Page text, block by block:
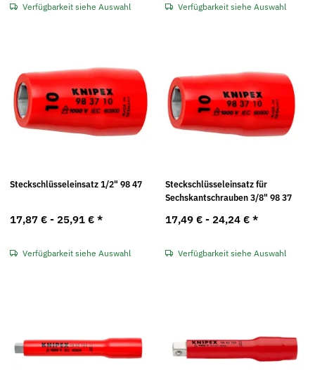
Verfügbarkeit siehe Auswahl Verfügbarkeit siehe Auswahl
Steckschlüsseleinsatz 1/2" 98 47
17,87 € - 25,91 € *
Verfügbarkeit siehe Auswahl
Steckschlüsseleinsatz für
Sechskantschrauben 3/8" 98 37
17,49 € - 24,24 € *
Verfügbarkeit siehe Auswahl